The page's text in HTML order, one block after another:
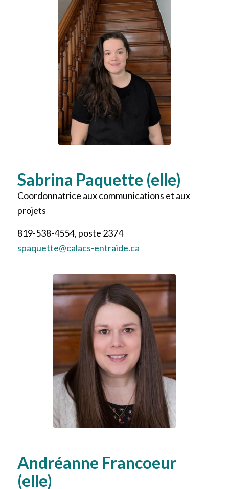
Sabrina Paquette (elle)
Coordonnatrice aux communications et aux
projets
819-538-4554, poste 2374
spaquette@calacs-entraide.ca
Andréanne Francoeur
(elle)